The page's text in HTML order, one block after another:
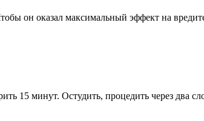
он оказал максимальный эффект на
15 минут. Остудить, процедить через два